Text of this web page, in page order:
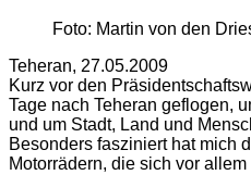
Foto: Martin von den
Teheran, 27.05.2009
Kurz vor den
Tage nach Teheran geflogen,
und um Stadt, Land und
Besonders fasziniert hat mich
Motorrädern, die sich vor